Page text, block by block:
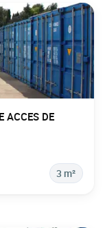
ACCES DE
3 m²